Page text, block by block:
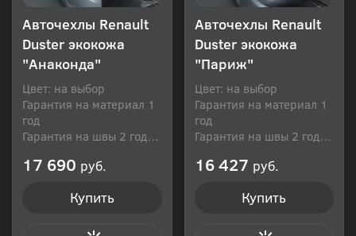
Авточехлы Renault
Duster экокожа
"Анаконда"
Цвет: на выбор
Гарантия на материал 1
год
Гарантия на швы 2 года
17 690 руб.
Купить
Авточехлы Renault
Duster экокожа
"Париж"
Цвет: на выбор
Гарантия на материал 1
год
Гарантия на швы 2 года
16 427 руб.
Купить